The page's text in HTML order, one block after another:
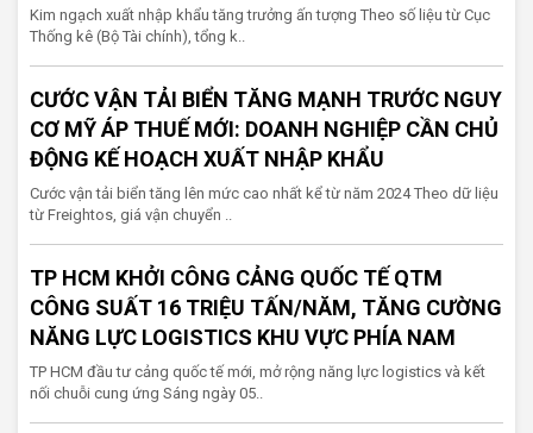
Kim ngạch xuất nhập khẩu tăng trưởng ấn tượng Theo số liệu từ Cục
Thống kê (Bộ Tài chính), tổng k..
CƯỚC VẬN TẢI BIỂN TĂNG MẠNH TRƯỚC NGUY
CƠ MỸ ÁP THUẾ MỚI: DOANH NGHIỆP CẦN CHỦ
ĐỘNG KẾ HOẠCH XUẤT NHẬP KHẨU
Cước vận tải biển tăng lên mức cao nhất kể từ năm 2024 Theo dữ liệu
từ Freightos, giá vận chuyển ..
TP HCM KHỞI CÔNG CẢNG QUỐC TẾ QTM
CÔNG SUẤT 16 TRIỆU TẤN/NĂM, TĂNG CƯỜNG
NĂNG LỰC LOGISTICS KHU VỰC PHÍA NAM
TP HCM đầu tư cảng quốc tế mới, mở rộng năng lực logistics và kết
nối chuỗi cung ứng Sáng ngày 05..